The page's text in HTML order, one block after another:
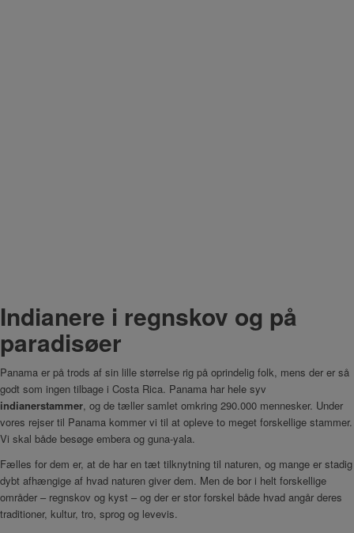
Indianere i regnskov og på
paradisøer
Panama er på trods af sin lille størrelse rig på oprindelig folk, mens der er så
godt som ingen tilbage i Costa Rica. Panama har hele syv
indianerstammer, og de tæller samlet omkring 290.000 mennesker. Under
vores rejser til Panama kommer vi til at opleve to meget forskellige stammer.
Vi skal både besøge embera og guna-yala.
Fælles for dem er, at de har en tæt tilknytning til naturen, og mange er stadig
dybt afhængige af hvad naturen giver dem. Men de bor i helt forskellige
områder – regnskov og kyst – og der er stor forskel både hvad angår deres
traditioner, kultur, tro, sprog og levevis.